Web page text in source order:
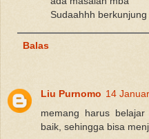
Sudaahhh
Balas
Liu Purnomo 14
memang harus
baik, sehingga bisa